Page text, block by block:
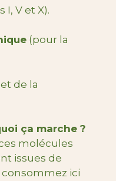
I, V et X).
(pour la
et de la
ça marche ?
molécules
issues de
consommez ici